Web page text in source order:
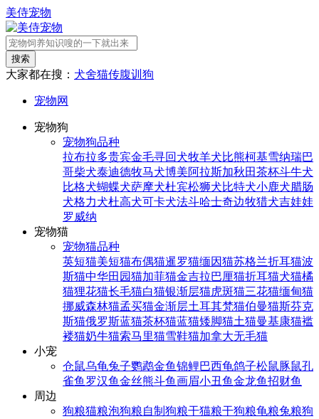
美侍宠物
搜索
大家都在搜： 犬舍猫传腹训狗
宠物网
宠物狗
宠物狗品种
拉布拉多贵宾金毛寻回犬牧羊犬比熊柯基雪纳瑞巴
哥柴犬泰迪德牧马犬博美阿拉斯加秋田茶杯斗牛犬
比格犬蝴蝶犬萨摩犬杜宾松狮犬比特犬小鹿犬腊肠
犬格力犬杜高犬可卡犬法斗哈士奇边牧猎犬吉娃娃
罗威纳
宠物猫
宠物猫品种
英短猫美短猫布偶猫暹罗猫缅因猫苏格兰折耳猫波
斯猫中华田园猫加菲猫金吉拉巴厘猫折耳猫犬猫橘
猫狸花猫长毛猫白猫银渐层猫虎斑猫三花猫缅甸猫
挪威森林猫孟买猫金渐层土耳其梵猫伯曼猫斯芬克
斯猫俄罗斯蓝猫茶杯猫蓝猫矮脚猫土猫曼基康猫褴
褛猫奶牛猫索马里猫雪鞋猫加拿大无毛猫
小宠
仓鼠乌龟兔子鹦鹉金鱼锦鲤巴西龟鸽子松鼠豚鼠孔
雀鱼 罗汉鱼金丝熊斗鱼画眉小丑鱼金龙鱼招财鱼
周边
狗粮猫粮泡狗粮自制狗粮干猫粮干狗粮龟粮兔粮狗